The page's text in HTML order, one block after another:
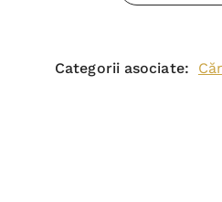
Categorii asociate: